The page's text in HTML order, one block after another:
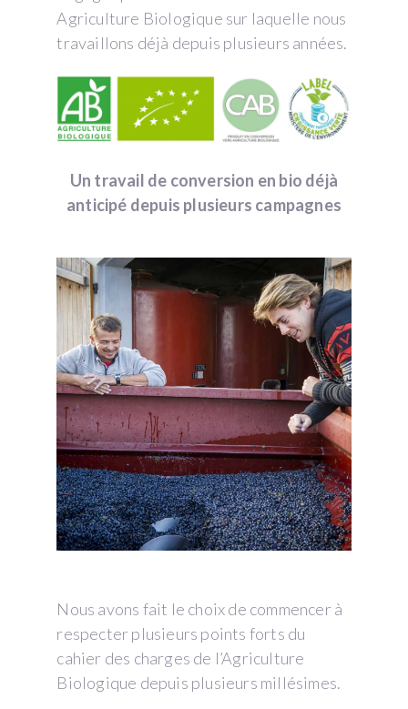
Agriculture Biologique sur laquelle nous
travaillons déjà depuis plusieurs années.
Un travail de conversion en bio déjà
anticipé depuis plusieurs campagnes
Nous avons fait le choix de commencer à
respecter plusieurs points forts du
cahier des charges de l’Agriculture
Biologique depuis plusieurs millésimes.